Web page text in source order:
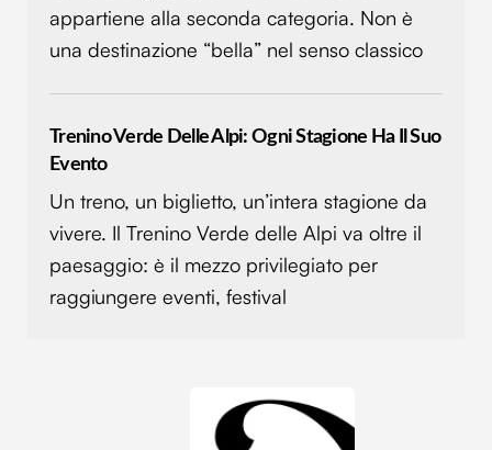
appartiene alla seconda categoria. Non è
una destinazione “bella” nel senso classico
Trenino Verde Delle Alpi: Ogni Stagione Ha Il Suo
Evento
Un treno, un biglietto, un’intera stagione da
vivere. Il Trenino Verde delle Alpi va oltre il
paesaggio: è il mezzo privilegiato per
raggiungere eventi, festival